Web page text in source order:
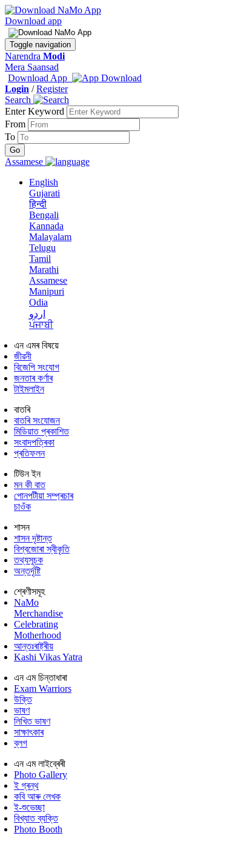
Download app
Toggle navigation
Narendra Modi
Mera Saansad
Download App
Login /Register
Search
Enter Keyword
From
To
Assamese
English
Gujarati
हिन्दी
Bengali
Kannada
Malayalam
Telugu
Tamil
Marathi
Assamese
Manipuri
Odia
اردو
ਪੰਜਾਬੀ
এন এমৰ বিষয়ে
জীৱনী
বিজেপি সংযোগ
জনতাৰ কৰ্ণাৰ
টাইমলাইন
বাতৰি
বাতৰি সংযোজন
মিডিয়াত প্ৰকাশিত
সংবাদপত্ৰিকা
প্ৰতিফলন
টিউন ইন
মন কী বাত
পোনপটীয়া সম্প্ৰচাৰ
চাওঁক
শাসন
শাসন দৃষ্টান্ত
বিশ্বজোৰা স্বীকৃতি
তথ্যসূচক
অন্তৰ্দৃষ্টি
শ্ৰেণীসমূহ
NaMo
Merchandise
Celebrating
Motherhood
আন্তঃৰাষ্ট্ৰীয়
Kashi Vikas Yatra
এন এম চিন্তাধাৰা
Exam Warriors
উক্তি
ভাষণ
লিখিত ভাষণ
সাক্ষাৎকাৰ
ব্লগ
এন এম লাইব্ৰেৰী
Photo Gallery
ই গ্ৰন্থ
কবি আৰু লেখক
ই-শুভেচ্ছা
বিখ্যাত ব্যক্তি
Photo Booth